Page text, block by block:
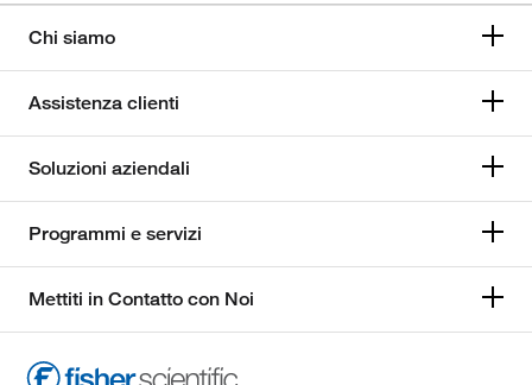
Chi siamo
Assistenza clienti
Soluzioni aziendali
Programmi e servizi
Mettiti in Contatto con Noi